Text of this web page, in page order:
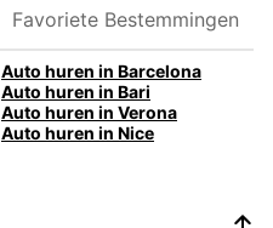
Bestemmingen
Auto huren in Barcelona
Auto huren in Bari
Auto huren in Verona
Auto huren in Nice